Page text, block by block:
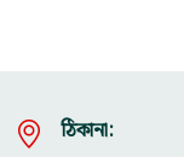
ঠিকানা: